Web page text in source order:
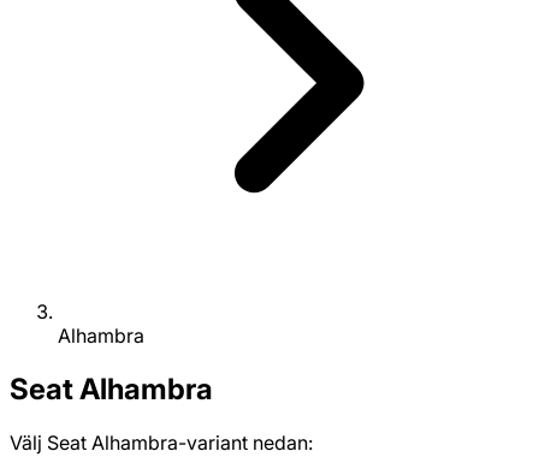
Alhambra
SeatAlhambra
Välj Seat Alhambra-variant nedan: